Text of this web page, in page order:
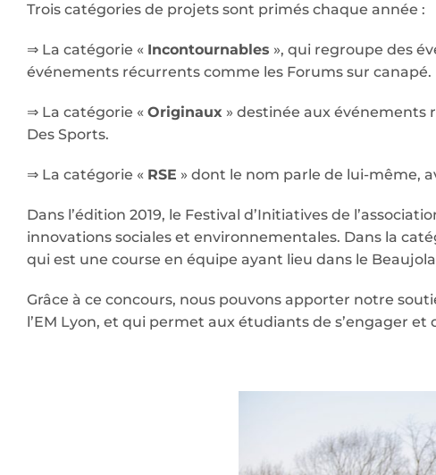
Trois catégories de projets sont primés chaque année :
⇒ La catégorie « Incontournables », qui regroupe des
événements récurrents comme les Forums sur canapé.
⇒ La catégorie « Originaux » destinée aux événements
Des Sports.
⇒ La catégorie « RSE » dont le nom parle de lui-même,
Dans l’édition 2019, le Festival d’Initiatives de
innovations sociales et environnementales. Dans la
qui est une course en équipe ayant lieu dans le
Grâce à ce concours, nous pouvons apporter notre
l’EM Lyon, et qui permet aux étudiants de s’engager